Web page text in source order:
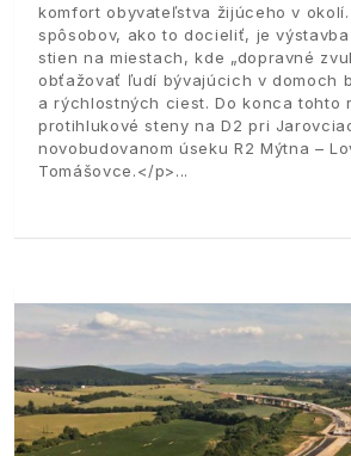
komfort obyvateľstva žijúceho v
spôsobov, ako to docieliť, je
stien na miestach, kde „dopravné
obťažovať ľudí bývajúcich v domoch
a rýchlostných ciest. Do konca tohto
protihlukové steny na D2 pri
novobudovanom úseku R2 Mýtna –
Tomášovce.</p>